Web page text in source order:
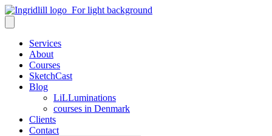
Services
About
Courses
SketchCast
Blog
LiLLuminations
courses in Denmark
Clients
Contact